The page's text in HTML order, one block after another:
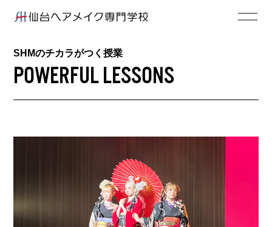
SHMのチカラがつく授業
POWERFUL LESSONS